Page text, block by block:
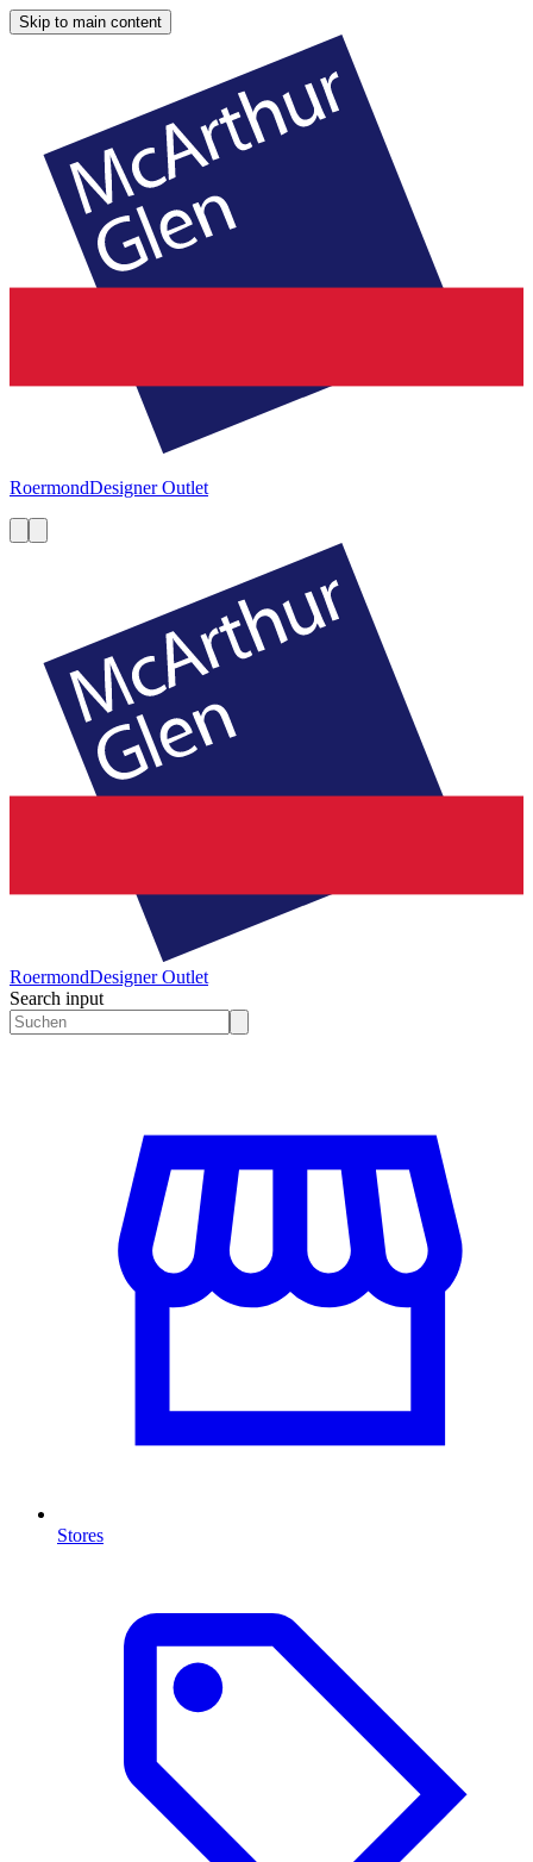
Skip to main content
RoermondDesigner Outlet
RoermondDesigner Outlet
Search input
Stores